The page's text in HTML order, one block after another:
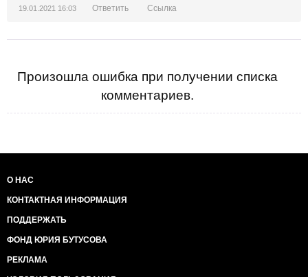
19.01.2021 16:03 Ответить Ссылка
Произошла ошибка при получении списка
комментариев.
О НАС
КОНТАКТНАЯ ИНФОРМАЦИЯ
ПОДДЕРЖАТЬ
ФОНД ЮРИЯ БУТУСОВА
РЕКЛАМА